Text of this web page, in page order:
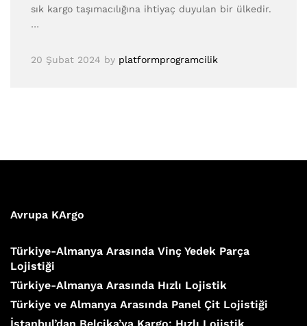
sık kargo taşımacılığına ihtiyaç duyulan bir ülkedir.
…
20 Şubat 2024 by platformprogramcilik
Avrupa KArgo
Türkiye-Almanya Arasında Vinç Yedek Parça
Lojistiği
Türkiye-Almanya Arasında Hızlı Lojistik
Türkiye ve Almanya Arasında Panel Çit Lojistiği
İstanbul’dan Belçika’ya Kargo: Hızlı Lojistik